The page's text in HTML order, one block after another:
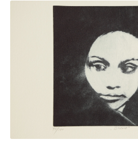
Themenflyer: Buch und
Themenflyer: Sehnsucht
Themenflyer: Walter Becker
Themenflyer: Richild Holt
Themenflyer: Ernst
Themenflyer: Michel Wagner
Weitere Themenflyer